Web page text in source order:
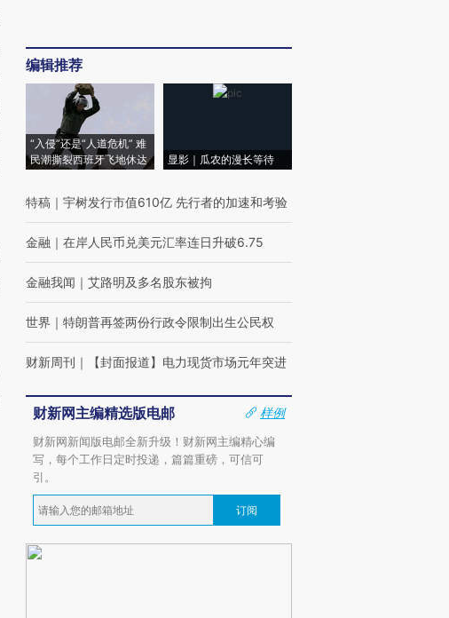
编辑推荐
“入侵”还是“人道危机” 难
民潮撕裂西班牙飞地休达
显影｜瓜农的漫长等待
特稿 ｜ 宇树发行市值610亿 先行者的加速和考验
金融 ｜ 在岸人民币兑美元汇率连日升破6.75
金融我闻 ｜ 艾路明及多名股东被拘
世界 ｜ 特朗普再签两份行政令限制出生公民权
财新周刊 ｜ 【封面报道】电力现货市场元年突进
财新网主编精选版电邮
样例
财新网新闻版电邮全新升级！财新网主编精心编
写，每个工作日定时投递，篇篇重磅，可信可
引。
订阅